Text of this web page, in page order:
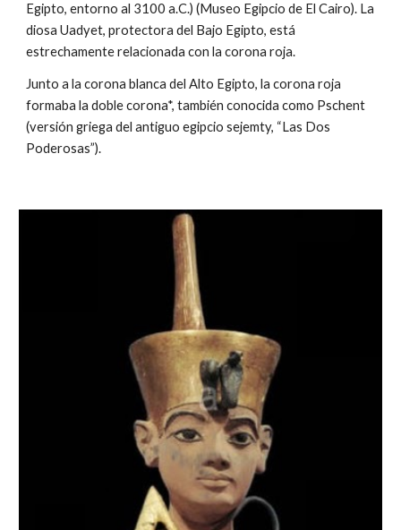
Egipto, entorno al 3100 a.C.) (Museo Egipcio de El Cairo). La
diosa Uadyet, protectora del Bajo Egipto, está
estrechamente relacionada con la corona roja.
Junto a la corona blanca del Alto Egipto, la corona roja
formaba la doble corona*, también conocida como Pschent
(versión griega del antiguo egipcio sejemty, “Las Dos
Poderosas”).